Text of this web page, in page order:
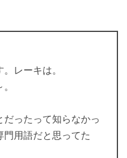
レーキは。
だったって知らなかっ
用語だと思ってた